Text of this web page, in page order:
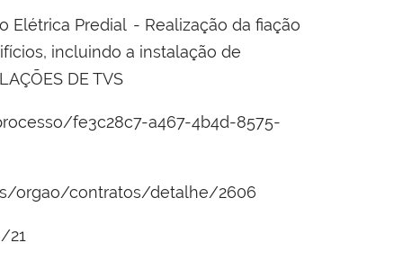
Elétrica Predial - Realização da fiação
incluindo a instalação de
DE TVS
fe3c28c7-a467-4b4d-8575-
orgao/contratos/detalhe/2606
21